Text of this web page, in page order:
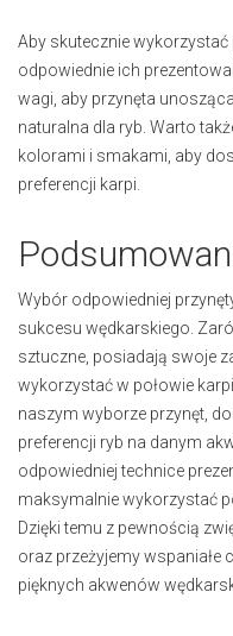
Aby skutecznie
odpowiednie ich
wagi, aby przynęta
naturalna dla ryb. Warto
kolorami i smakami, aby
preferencji karpi.
Wybór odpowiedniej
sukcesu wędkarskiego.
sztuczne, posiadają swoje
wykorzystać w połowie
naszym wyborze przynęt,
preferencji ryb na danym
odpowiedniej technice
maksymalnie wykorzystać
Dzięki temu z pewnością
oraz przeżyjemy wspaniałe
pięknych akwenów